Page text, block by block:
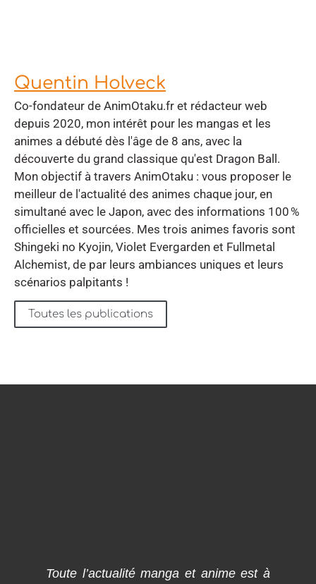
Quentin Holveck
Co-fondateur de AnimOtaku.fr et rédacteur web
depuis 2020, mon intérêt pour les mangas et les
animes a débuté dès l'âge de 8 ans, avec la
découverte du grand classique qu'est Dragon Ball.
Mon objectif à travers AnimOtaku : vous proposer le
meilleur de l'actualité des animes chaque jour, en
simultané avec le Japon, avec des informations 100 %
officielles et sourcées. Mes trois animes favoris sont
Shingeki no Kyojin, Violet Evergarden et Fullmetal
Alchemist, de par leurs ambiances uniques et leurs
scénarios palpitants !
Toutes les publications
Toute l’actualité manga et anime est à